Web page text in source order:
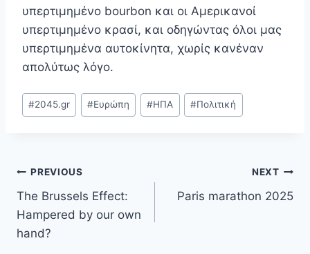
υπερτιμημένο bourbon και οι Αμερικανοί
υπερτιμημένο κρασί, και οδηγώντας όλοι μας
υπερτιμημένα αυτοκίνητα, χωρίς κανέναν
απολύτως λόγο.
Post
Tags:
#2045.gr #Ευρώπη #ΗΠΑ #Πολιτική
Post
navigation
PREVIOUS
The Brussels Effect:
Hampered by our own
hand?
NEXT
Paris marathon 2025